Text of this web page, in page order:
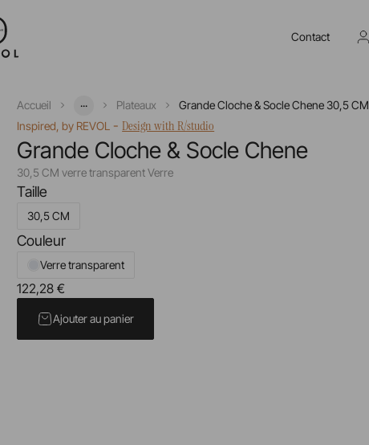
Contact
Accueil ... Plateaux
Grande Cloche & Socle Chene 30,5 CM
Inspired, by REVOL -Design with R/studio
Grande Cloche & Socle Chene
30,5 CM verre transparent Verre
Taille
30,5 CM
Couleur
Verre transparent
122,28 €
Ajouter au panier